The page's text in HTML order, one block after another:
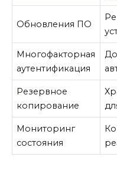
Обновления ПО
Многофакторная
аутентификация
Резервное
копирование
Мониторинг
состояния